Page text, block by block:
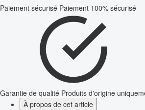
Paiement sécurisé Paiement 100% sécurisé
Garantie de qualité Produits d'origine
À propos de cet article